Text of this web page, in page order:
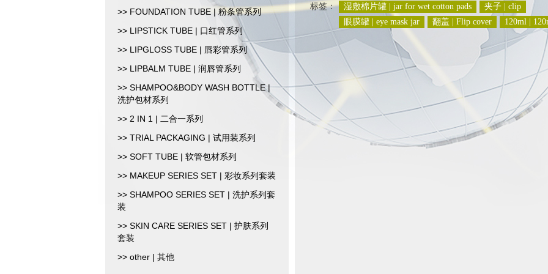
>> FOUNDATION TUBE | 粉条管系列
>> LIPSTICK TUBE | 口红管系列
>> LIPGLOSS TUBE | 唇彩管系列
>> LIPBALM TUBE | 润唇管系列
>> SHAMPOO&BODY WASH BOTTLE |
洗护包材系列
>> 2 IN 1 | 二合一系列
>> TRIAL PACKAGING | 试用装系列
>> SOFT TUBE | 软管包材系列
>> MAKEUP SERIES SET | 彩妆系列套装
>> SHAMPOO SERIES SET | 洗护系列套
装
>> SKIN CARE SERIES SET | 护肤系列
套装
>> other | 其他
标签： 湿敷棉片罐 | jar for wet cotton pads
夹子 | clip
眼膜罐 | eye mask jar
翻盖 | Flip cover 120ml |